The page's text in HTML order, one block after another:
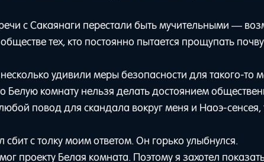
с Сакаянаги перестали быть мучительными —
тех, кто постоянно пытается прощупать
удивили меры безопасности для такого-то
Белую комнату нельзя делать достоянием
повод для скандала вокруг меня и Наоэ-сенсея,
сбит с толку моим ответом. Он горько улыбнулся.
проекту Белая комната. Поэтому я захотел